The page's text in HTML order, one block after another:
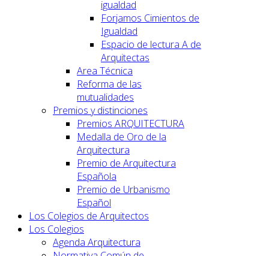
igualdad
Forjamos Cimientos de
Igualdad
Espacio de lectura A de
Arquitectas
Area Técnica
Reforma de las
mutualidades
Premios y distinciones
Premios ARQUITECTURA
Medalla de Oro de la
Arquitectura
Premio de Arquitectura
Española
Premio de Urbanismo
Español
Los Colegios de Arquitectos
Los Colegios
Agenda Arquitectura